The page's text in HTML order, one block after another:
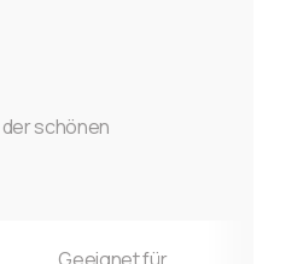
schönen